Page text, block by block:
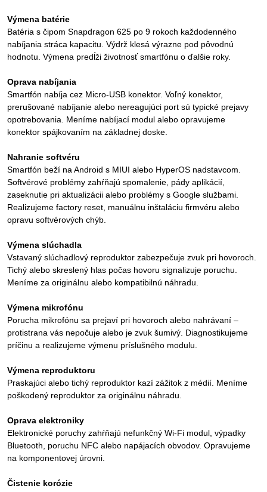
Výmena batérie
Batéria s čipom Snapdragon 625 po 9 rokoch každodenného
nabíjania stráca kapacitu. Výdrž klesá výrazne pod pôvodnú
hodnotu. Výmena predĺži životnosť smartfónu o ďalšie roky.
Oprava nabíjania
Smartfón nabíja cez Micro-USB konektor. Voľný konektor,
prerušované nabíjanie alebo nereagujúci port sú typické prejavy
opotrebovania. Meníme nabíjací modul alebo opravujeme
konektor spájkovaním na základnej doske.
Nahranie softvéru
Smartfón beží na Android s MIUI alebo HyperOS nadstavcom.
Softvérové problémy zahŕňajú spomalenie, pády aplikácií,
zaseknutie pri aktualizácii alebo problémy s Google službami.
Realizujeme factory reset, manuálnu inštaláciu firmvéru alebo
opravu softvérových chýb.
Výmena slúchadla
Vstavaný slúchadlový reproduktor zabezpečuje zvuk pri hovoroch.
Tichý alebo skreslený hlas počas hovoru signalizuje poruchu.
Meníme za originálnu alebo kompatibilnú náhradu.
Výmena mikrofónu
Porucha mikrofónu sa prejaví pri hovoroch alebo nahrávaní –
protistrana vás nepočuje alebo je zvuk šumivý. Diagnostikujeme
príčinu a realizujeme výmenu príslušného modulu.
Výmena reproduktoru
Praskajúci alebo tichý reproduktor kazí zážitok z médií. Meníme
poškodený reproduktor za originálnu náhradu.
Oprava elektroniky
Elektronické poruchy zahŕňajú nefunkčný Wi-Fi modul, výpadky
Bluetooth, poruchu NFC alebo napájacích obvodov. Opravujeme
na komponentovej úrovni.
Čistenie korózie